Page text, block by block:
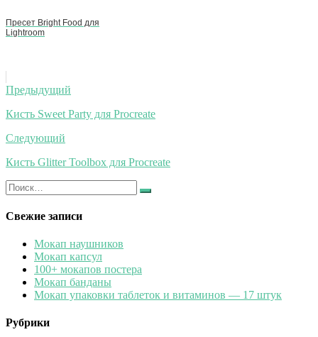
Пресет Bright Food для
Lightroom
Навигация
по
записям
Предыдущий
Кисть Sweet Party для Procreate
Следующий
Кисть Glitter Toolbox для Procreate
Искать:
Найти
Свежие записи
Мокап наушников
Мокап капсул
100+ мокапов постера
Мокап банданы
Мокап упаковки таблеток и витаминов — 17 штук
Рубрики